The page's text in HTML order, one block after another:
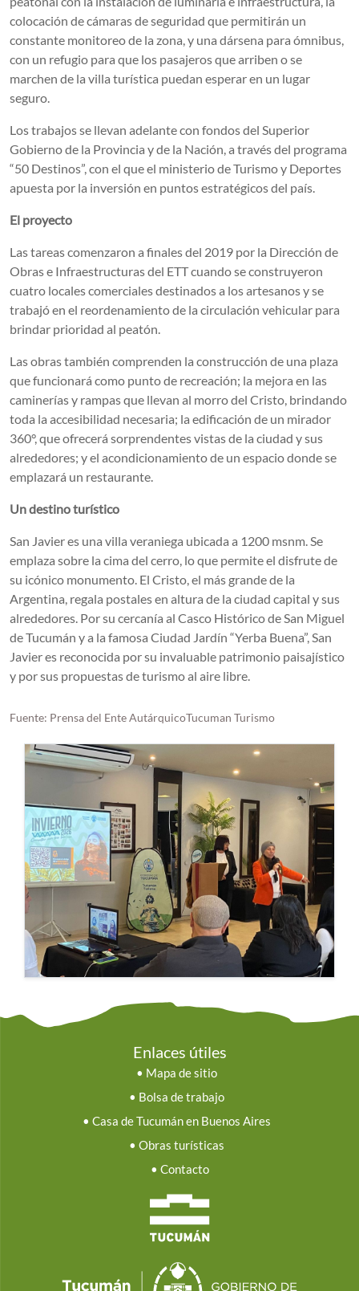
colocación de cámaras de seguridad que permitirán un
constante monitoreo de la zona, y una dársena para ómnibus,
con un refugio para que los pasajeros que arriben o se
marchen de la villa turística puedan esperar en un lugar
seguro.
Los trabajos se llevan adelante con fondos del Superior
Gobierno de la Provincia y de la Nación, a través del programa
“50 Destinos”, con el que el ministerio de Turismo y Deportes
apuesta por la inversión en puntos estratégicos del país.
El proyecto
Las tareas comenzaron a finales del 2019 por la Dirección de
Obras e Infraestructuras del ETT cuando se construyeron
cuatro locales comerciales destinados a los artesanos y se
trabajó en el reordenamiento de la circulación vehicular para
brindar prioridad al peatón.
Las obras también comprenden la construcción de una plaza
que funcionará como punto de recreación; la mejora en las
caminerías y rampas que llevan al morro del Cristo, brindando
toda la accesibilidad necesaria; la edificación de un mirador
360°, que ofrecerá sorprendentes vistas de la ciudad y sus
alrededores; y el acondicionamiento de un espacio donde se
emplazará un restaurante.
Un destino turístico
San Javier es una villa veraniega ubicada a 1200 msnm. Se
emplaza sobre la cima del cerro, lo que permite el disfrute de
su icónico monumento. El Cristo, el más grande de la
Argentina, regala postales en altura de la ciudad capital y sus
alrededores. Por su cercanía al Casco Histórico de San Miguel
de Tucumán y a la famosa Ciudad Jardín “Yerba Buena”, San
Javier es reconocida por su invaluable patrimonio paisajístico
y por sus propuestas de turismo al aire libre.
Fuente: Prensa del Ente AutárquicoTucuman Turismo
Enlaces útiles
• Mapa de sitio
• Bolsa de trabajo
• Casa de Tucumán en Buenos Aires
• Obras turísticas
• Contacto